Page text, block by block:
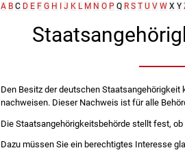
A B C D E F G H I J K L M N O P Q R S T U V W X Y
Den Besitz der deutschen
nachweisen. Dieser Nachweis ist für alle
Die Staatsangehörigkeitsbehörde stellt fest,
Dazu müssen Sie ein berechtigtes Interesse